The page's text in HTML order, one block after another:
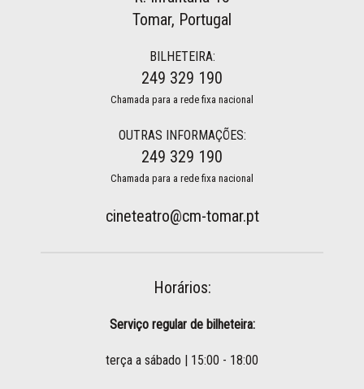
Tomar, Portugal
BILHETEIRA:
249 329 190
Chamada para a rede fixa nacional
OUTRAS INFORMAÇÕES:
249 329 190
Chamada para a rede fixa nacional
cineteatro@cm-tomar.pt
Horários:
Serviço regular de bilheteira:
terça a sábado | 15:00 - 18:00